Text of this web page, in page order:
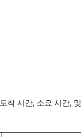
착 시간, 소요 시간, 및